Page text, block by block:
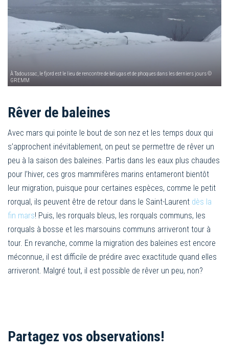
À Tadoussac, le fjord est le lieu de rencontre de bélugas et de phoques dans les derniers jours ©
GREMM
Rêver de baleines
Avec mars qui pointe le bout de son nez et les temps doux qui
s’approchent inévitablement, on peut se permettre de rêver un
peu à la saison des baleines. Partis dans les eaux plus chaudes
pour l’hiver, ces gros mammifères marins entameront bientôt
leur migration, puisque pour certaines espèces, comme le petit
rorqual, ils peuvent être de retour dans le Saint-Laurent dès la
fin mars! Puis, les rorquals bleus, les rorquals communs, les
rorquals à bosse et les marsouins communs arriveront tour à
tour. En revanche, comme la migration des baleines est encore
méconnue, il est difficile de prédire avec exactitude quand elles
arriveront. Malgré tout, il est possible de rêver un peu, non?
Partagez vos observations!